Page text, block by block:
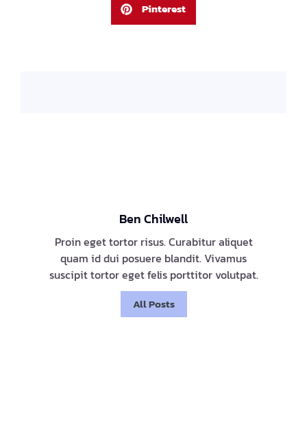
Pinterest
Ben Chilwell
Proin eget tortor risus. Curabitur aliquet
quam id dui posuere blandit. Vivamus
suscipit tortor eget felis porttitor volutpat.
All Posts